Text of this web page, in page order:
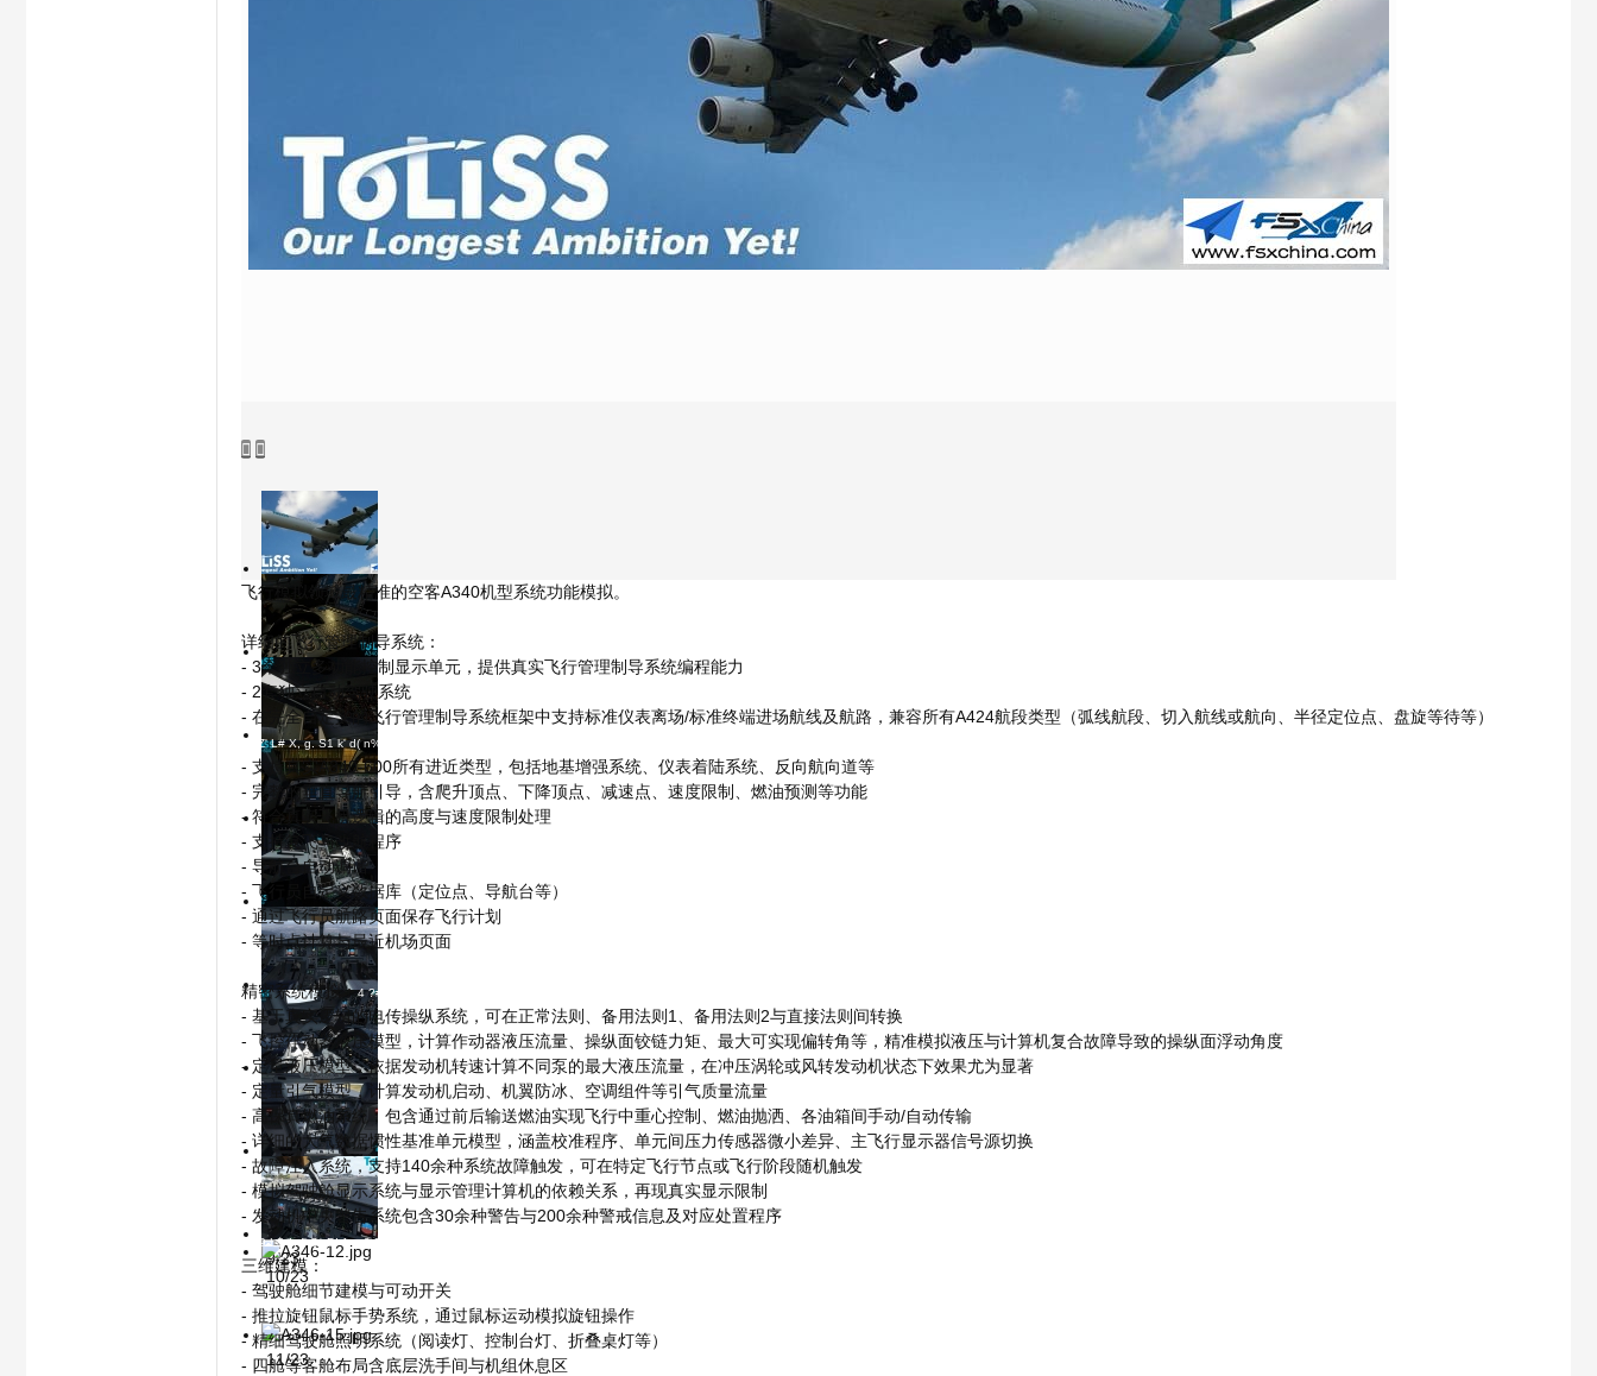
 
1/23
2/23
3/23
4/23
5/23
6/23
7/23
8/23
9/23
10/23
11/23
飞行模拟领域最精准的空客A340机型系统功能模拟。
详细的飞行管理制导系统：
- 3个独立多功能控制显示单元，提供真实飞行管理制导系统编程能力
- 2套独立自动驾驶系统
- 在完全自定义的飞行管理制导系统框架中支持标准仪表离场/标准终端进场航线及航路，兼容所有A424航段类型（弧线航段、切入航线或航向、半径定位点、盘旋等待等）
J8 Z' L# X, g. S1 k' d( n% X
- 支持真实A340-600所有进近类型，包括地基增强系统、仪表着陆系统、反向航向道等
- 完整的垂直导航引导，含爬升顶点、下降顶点、减速点、速度限制、燃油预测等功能
- 符合真实飞机逻辑的高度与速度限制处理
- 支持复飞与改航程序
- 导航台自动调谐
- 飞行员自定义数据库（定位点、导航台等）
- 通过飞行员航路页面保存飞行计划
- 等时点计算与最近机场页面
精密系统模拟：4 ?# Z0 }- c* S( L7 b6 d5 ?
- 基于真实逻辑的电传操纵系统，可在正常法则、备用法则1、备用法则2与直接法则间转换
- 飞控作动器液压模型，计算作动器液压流量、操纵面铰链力矩、最大可实现偏转角等，精准模拟液压与计算机复合故障导致的操纵面浮动角度
- 定量液压模型，依据发动机转速计算不同泵的最大液压流量，在冲压涡轮或风转发动机状态下效果尤为显著
- 定量引气模型，计算发动机启动、机翼防冰、空调组件等引气质量流量
- 高保真燃油系统，包含通过前后输送燃油实现飞行中重心控制、燃油抛洒、各油箱间手动/自动传输
- 详细的大气数据惯性基准单元模型，涵盖校准程序、单元间压力传感器微小差异、主飞行显示器信号源切换
- 故障注入系统，支持140余种系统故障触发，可在特定飞行节点或飞行阶段随机触发
- 模拟驾驶舱显示系统与显示管理计算机的依赖关系，再现真实显示限制
- 发动机中央警告系统包含30余种警告与200余种警戒信息及对应处置程序
6 _9 L$ ^. f' S* D! ^: w2 Z
三维建模：
- 驾驶舱细节建模与可动开关
- 推拉旋钮鼠标手势系统，通过鼠标运动模拟旋钮操作
- 精细驾驶舱照明系统（阅读灯、控制台灯、折叠桌灯等）
- 四舱等客舱布局含底层洗手间与机组休息区